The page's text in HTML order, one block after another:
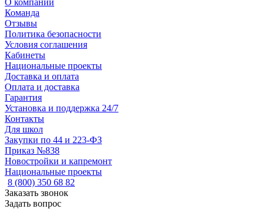
О компании
Команда
Отзывы
Политика безопасности
Условия соглашения
Кабинеты
Национальные проекты
Доставка и оплата
Оплата и доставка
Гарантия
Установка и поддержка 24/7
Контакты
Для школ
Закупки по 44 и 223-ФЗ
Приказ №838
Новостройки и капремонт
Национальные проекты
8 (800) 350 68 82
Заказать звонок
Задать вопрос